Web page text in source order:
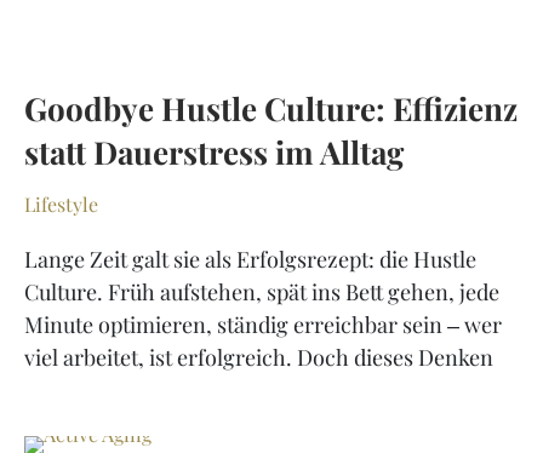
Goodbye Hustle Culture: Effizienz
statt Dauerstress im Alltag
Lifestyle
Lange Zeit galt sie als Erfolgsrezept: die Hustle
Culture. Früh aufstehen, spät ins Bett gehen, jede
Minute optimieren, ständig erreichbar sein – wer
viel arbeitet, ist erfolgreich. Doch dieses Denken